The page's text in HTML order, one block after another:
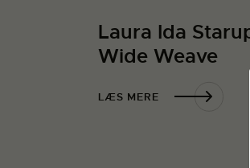
Laura Ida
Wide Weave
LÆS MERE